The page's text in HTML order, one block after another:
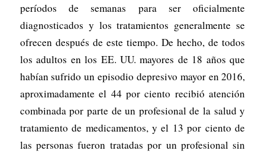
períodos de semanas para ser oficialmente
diagnosticados y los tratamientos generalmente se
ofrecen después de este tiempo. De hecho, de todos
los adultos en los EE. UU. mayores de 18 años que
habían sufrido un episodio depresivo mayor en 2016,
aproximadamente el 44 por ciento recibió atención
combinada por parte de un profesional de la salud y
tratamiento de medicamentos, y el 13 por ciento de
las personas fueron tratadas por un profesional sin